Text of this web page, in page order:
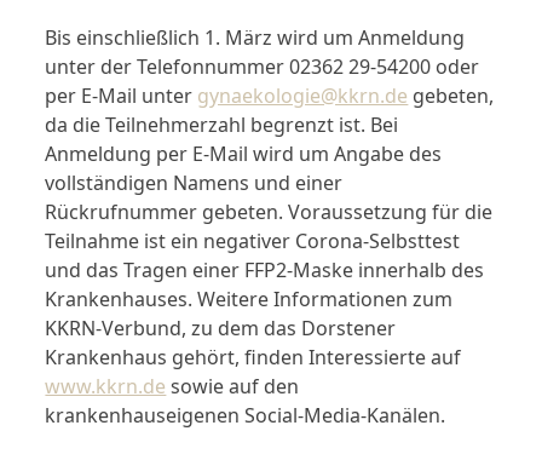
Bis einschließlich 1. März wird um Anmeldung
unter der Telefonnummer 02362 29-54200 oder
per E-Mail unter gynaekologie@kkrn.de gebeten,
da die Teilnehmerzahl begrenzt ist. Bei
Anmeldung per E-Mail wird um Angabe des
vollständigen Namens und einer
Rückrufnummer gebeten. Voraussetzung für die
Teilnahme ist ein negativer Corona-Selbsttest
und das Tragen einer FFP2-Maske innerhalb des
Krankenhauses. Weitere Informationen zum
KKRN-Verbund, zu dem das Dorstener
Krankenhaus gehört, finden Interessierte auf
www.kkrn.de sowie auf den
krankenhauseigenen Social-Media-Kanälen.